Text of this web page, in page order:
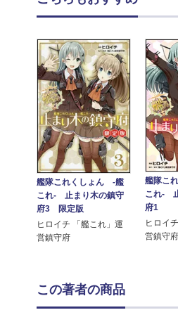
艦隊これくしょん -艦
これ- 止まり木の鎮守
府3 限定版
ヒロイチ 「艦これ」運
営鎮守府
艦隊こ
これ-
府1
ヒロイ
営鎮守府
この著者の商品